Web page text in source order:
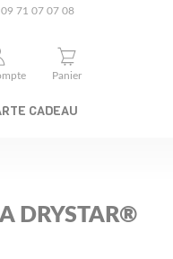
09 71 07 07 08
Panier
CADEAU
DRYSTAR®